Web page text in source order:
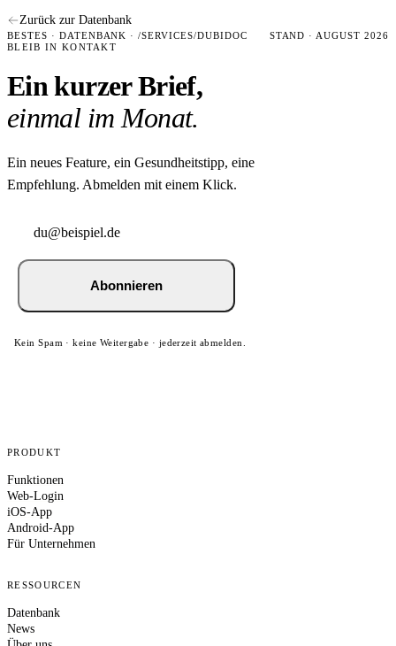
Zurück zur Datenbank
BESTES · DATENBANK · /SERVICES/DUBIDOC
STAND · AUGUST 2026
BLEIB IN KONTAKT
Ein kurzer Brief,
einmal im Monat.
Ein neues Feature, ein Gesundheitstipp, eine
Empfehlung. Abmelden mit einem Klick.
Abonnieren
Kein Spam · keine Weitergabe · jederzeit abmelden.
PRODUKT
Funktionen
Web-Login
iOS-App
Android-App
Für Unternehmen
RESSOURCEN
Datenbank
News